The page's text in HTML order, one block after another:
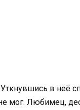
Уткнувшись в неё
мог. Любимец,